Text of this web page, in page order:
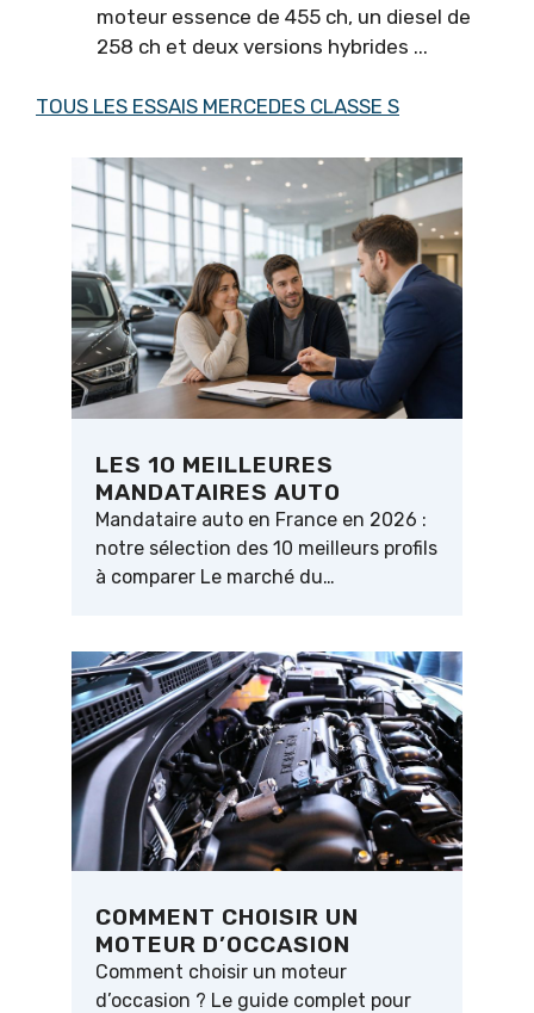
moteur essence de 455 ch, un diesel de
258 ch et deux versions hybrides ...
TOUS LES ESSAIS MERCEDES CLASSE S
LES 10 MEILLEURES
MANDATAIRES AUTO
Mandataire auto en France en 2026 :
notre sélection des 10 meilleurs profils
à comparer Le marché du…
COMMENT CHOISIR UN
MOTEUR D’OCCASION
Comment choisir un moteur
d’occasion ? Le guide complet pour